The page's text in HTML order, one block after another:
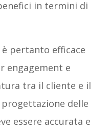
in termini di
pertanto efficace
engagement e
tra il cliente e il
delle
essere accurata e